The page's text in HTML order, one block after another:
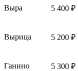
Выра 5 400 ₽
Вырица 5 200 ₽
Ганино 5 300 ₽